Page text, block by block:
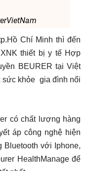
Chí Minh thì đến
thiết bị y tế Hợp
BEURER tại Việt
sức khỏe gia đình nổi
có chất lượng hàng
áp công nghệ hiện
Bluetooth với Iphone,
HealthManage để